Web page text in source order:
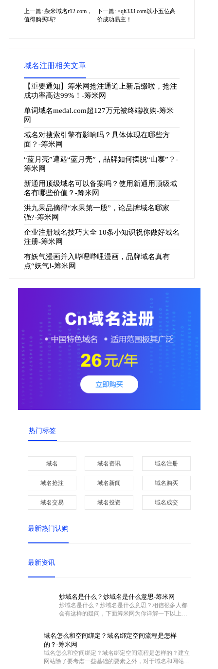
上一篇: 杂米域名r12.com，
值得购买吗?
下一篇: >qh333.com以小五位高
价成功易主！
域名注册相关文章
【重要通知】筹米网抢注通道上新后缀啦，抢注
成功率高达99%！-筹米网
单词域名medal.com超127万元被终端收购-筹米
网
域名对搜索引擎有影响吗？具体体现在哪些方
面？-筹米网
“蓝月亮”遭遇“蓝月壳”，品牌如何摆脱“山寨”？-
筹米网
新通用顶级域名可以备案吗？使用新通用顶级域
名有哪些价值？-筹米网
洪九果品摘得“水果第一股”，论品牌域名哪家
强?-筹米网
企业注册域名技巧大全 10条小知识祝你做好域名
注册-筹米网
有妖气漫画并入哔哩哔哩漫画，品牌域名真有
点“妖气!-筹米网
热门标签
域名 域名资讯 域名注册
域名抢注 域名新闻 域名购买
域名交易 域名投资 域名成交
最新热门认购
最新资讯
炒域名是什么？炒域名是什么意思-筹米网
炒域名是什么？炒域名是什么意思？相信很多人都
会有这样的疑问，下面筹米网为你详解一下以上问
域名怎么和空间绑定？域名绑定空间流程是怎样
的？-筹米网
域名怎么和空间绑定？域名绑定空间流程是怎样的？建立
网站除了要考虑一些基础的要素之外，对于域名和网站空